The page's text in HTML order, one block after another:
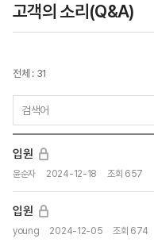
고객의 소리(Q&A)
전체 : 31
입원
윤순자 2024-12-18 조회 657
입원
young 2024-12-05 조회 674